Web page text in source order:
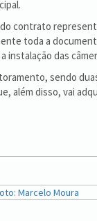
contrato
toda a
das
sendo
além disso, vai